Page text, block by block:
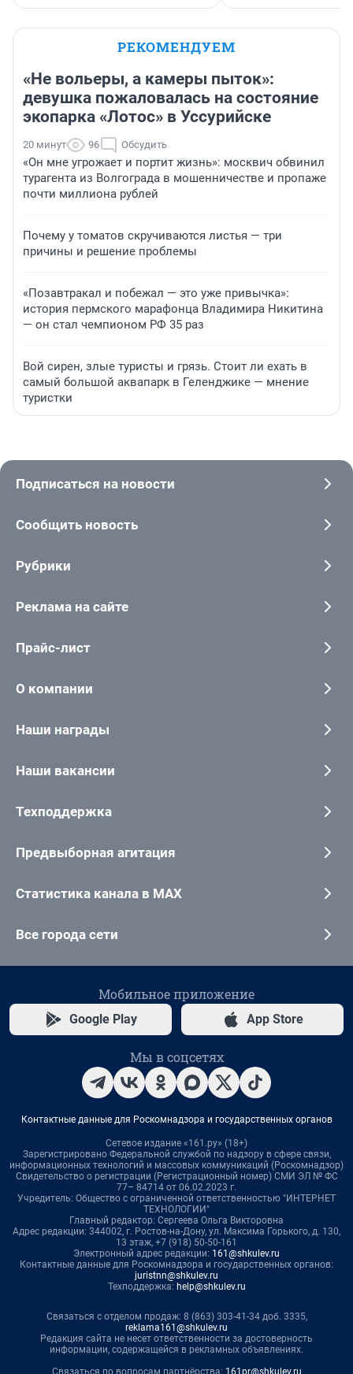
РЕКОМЕНДУЕМ
«Не вольеры, а камеры пыток»:
девушка пожаловалась на состояние
экопарка «Лотос» в Уссурийске
20 минут 96 Обсудить
«Он мне угрожает и портит жизнь»: москвич обвинил
турагента из Волгограда в мошенничестве и пропаже
почти миллиона рублей
Почему у томатов скручиваются листья — три
причины и решение проблемы
«Позавтракал и побежал — это уже привычка»:
история пермского марафонца Владимира Никитина
— он стал чемпионом РФ 35 раз
Вой сирен, злые туристы и грязь. Стоит ли ехать в
самый большой аквапарк в Геленджике — мнение
туристки
Подписаться на новости
Сообщить новость
Рубрики
Реклама на сайте
Прайс-лист
О компании
Наши награды
Наши вакансии
Техподдержка
Предвыборная агитация
Статистика канала в MAX
Все города сети
Мобильное приложение
Google Play App Store
Мы в соцсетях
Контактные данные для Роскомнадзора и государственных органов
Сетевое издание «161.ру» (18+)
Зарегистрировано Федеральной службой по надзору в сфере связи,
информационных технологий и массовых коммуникаций (Роскомнадзор)
Свидетельство о регистрации (Регистрационный номер) СМИ ЭЛ № ФС
77– 84714 от 06.02.2023 г.
Учредитель: Общество с ограниченной ответственностью "ИНТЕРНЕТ
ТЕХНОЛОГИИ"
Главный редактор: Сергеева Ольга Викторовна
Адрес редакции: 344002, г. Ростов-на-Дону, ул. Максима Горького, д. 130,
13 этаж, +7 (918) 50-50-161
Электронный адрес редакции: 161@shkulev.ru
Контактные данные для Роскомнадзора и государственных органов:
juristnn@shkulev.ru
Техподдержка: help@shkulev.ru
Связаться с отделом продаж: 8 (863) 303-41-34 доб. 3335,
reklama161@shkulev.ru
Редакция сайта не несет ответственности за достоверность
информации, содержащейся в рекламных объявлениях.